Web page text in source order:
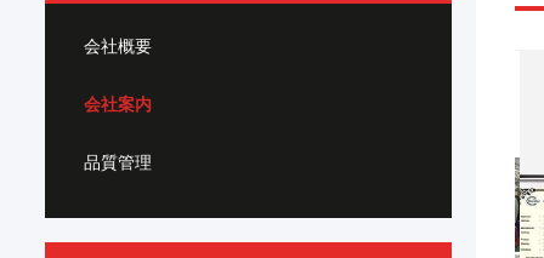
会社概要
会社案内
品質管理